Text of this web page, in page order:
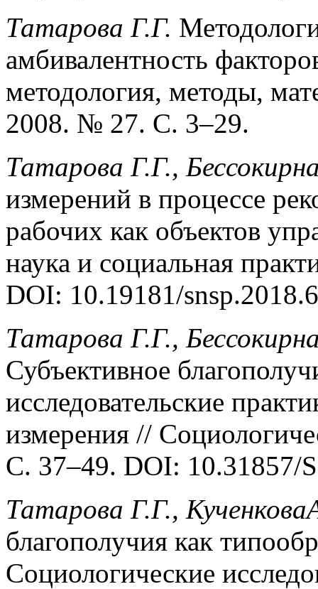
Татарова Г.Г.
амбивалентность
методология, методы,
2008. № 27. С. 3–29.
Татарова Г.Г.,
измерений в процессе
рабочих как объектов
наука и социальная
DOI: 10.19181/
Татарова Г.Г.,
Субъективное
исследовательские
измерения //
С. 37–49. DOI: 10.31857/
Татарова Г.Г.,
благополучия как
Социологические